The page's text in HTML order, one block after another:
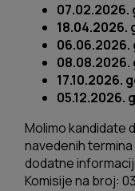
07.02.2026.
18.04.2026.
06.06.2026.
08.08.2026.
17.10.2026.
05.12.2026.
Molimo kandidate
navedenih
dodatne
Komisije na broj: